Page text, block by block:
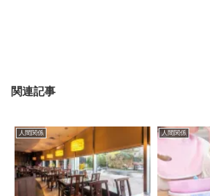
関連記事
人間関係 人間関係